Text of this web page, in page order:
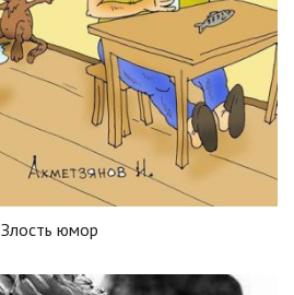
Злость юмор